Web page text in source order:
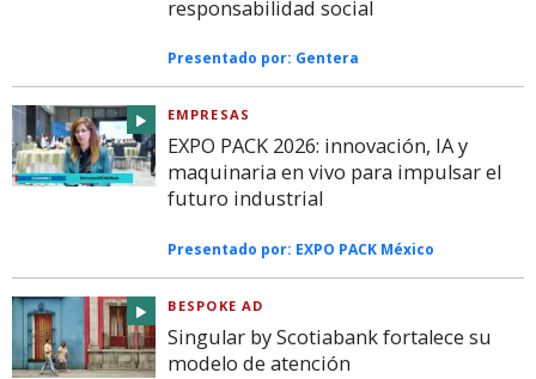
responsabilidad social
Presentado por: Gentera
EMPRESAS
EXPO PACK 2026: innovación, IA y
maquinaria en vivo para impulsar el
futuro industrial
Presentado por: EXPO PACK México
BESPOKE AD
Singular by Scotiabank fortalece su
modelo de atención